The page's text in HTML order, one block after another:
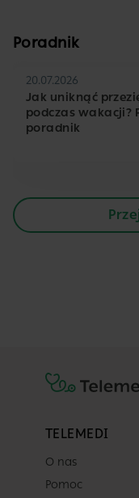
Poradnik
20.07.2026
Jak uniknąć
podczas wakacji?
poradnik
TELEMEDI
O nas
Pomoc